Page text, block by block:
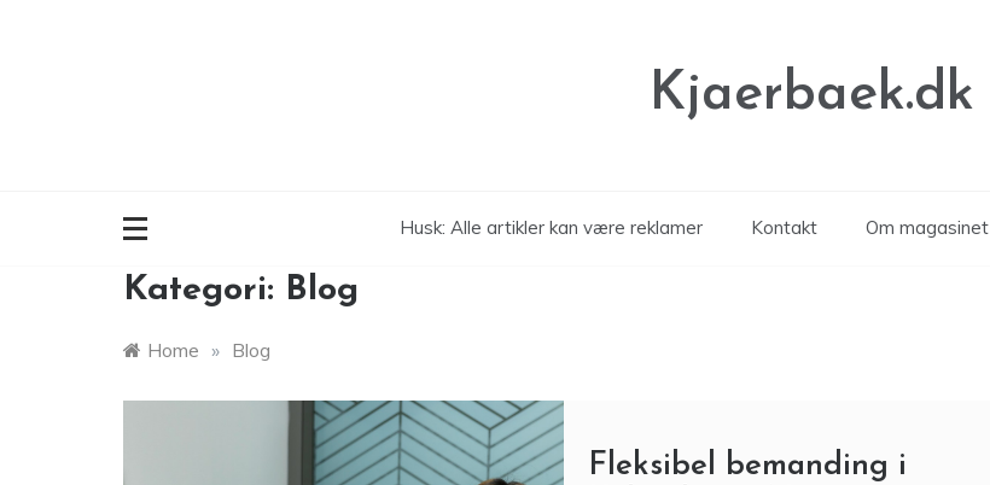
Kjaerbaek.dk
Husk: Alle artikler kan være reklamer Kontakt Om magasinet
Kategori: Blog
Home » Blog
Fleksibel bemanding i